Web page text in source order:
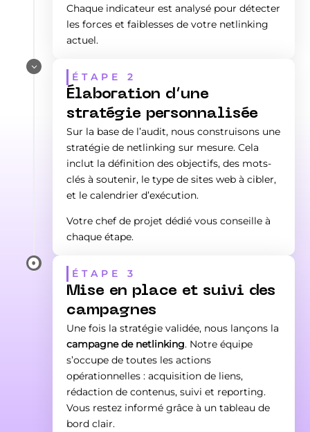
Chaque indicateur est analysé pour détecter
les forces et faiblesses de votre netlinking
actuel.
3
ÉTAPE 2
Élaboration d’une
stratégie personnalisée
Sur la base de l’audit, nous construisons une
stratégie de netlinking sur mesure. Cela
inclut la définition des objectifs, des mots-
clés à soutenir, le type de sites web à cibler,
et le calendrier d’exécution.
Votre chef de projet dédié vous conseille à
chaque étape.

ÉTAPE 3
Mise en place et suivi des
campagnes
Une fois la stratégie validée, nous lançons la
campagne de netlinking. Notre équipe
s’occupe de toutes les actions
opérationnelles : acquisition de liens,
rédaction de contenus, suivi et reporting.
Vous restez informé grâce à un tableau de
bord clair.